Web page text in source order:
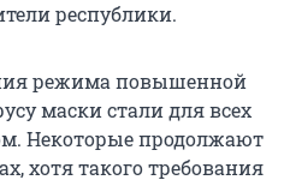
республики.
режима повышенной
маски стали для всех
Некоторые продолжают
хотя такого требования